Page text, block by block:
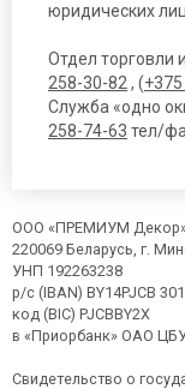
юридических
Отдел торговли
258-30-82 , (
Служба «одно
258-74-63 тел/
ООО «ПРЕМИУМ
220069 Беларусь, г.
УНП 192263238
р/с (IBAN) BY14PJCB
код (BIC) PJCBBY2X
в «Приорбанк» ОАО
Свидетельство о